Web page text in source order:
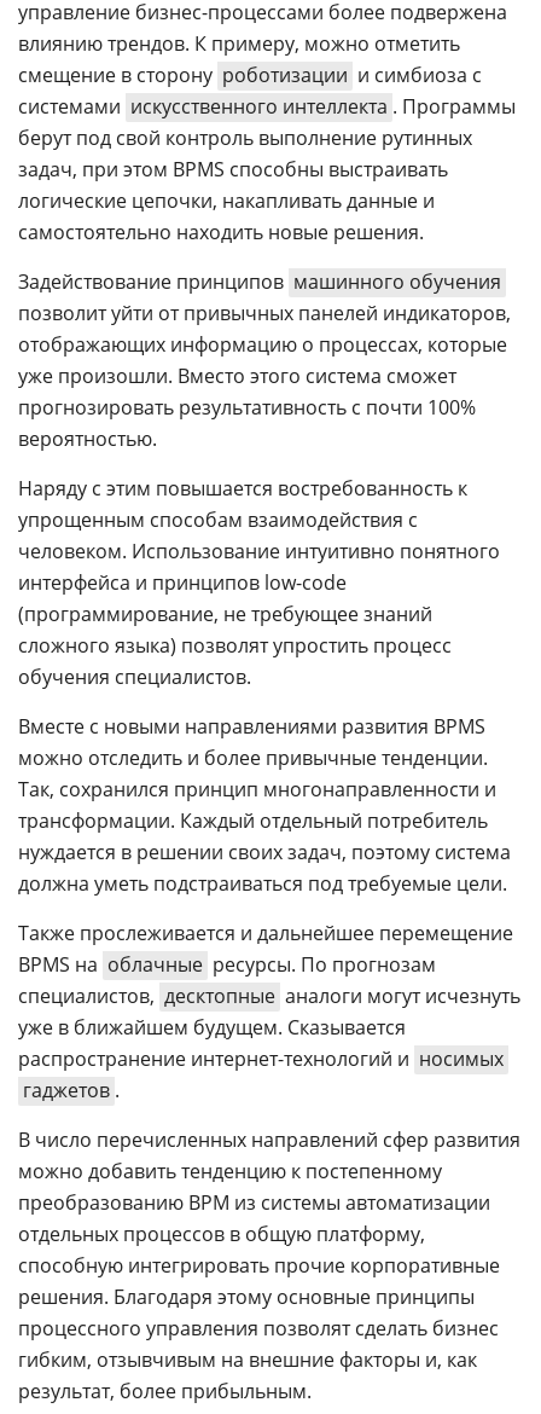
управление бизнес-процессами более подвержена
влиянию трендов. К примеру, можно отметить
смещение в сторону роботизации и симбиоза с
системами искусственного интеллекта . Программы
берут под свой контроль выполнение рутинных
задач, при этом BPMS способны выстраивать
логические цепочки, накапливать данные и
самостоятельно находить новые решения.
Задействование принципов машинного обучения
позволит уйти от привычных панелей индикаторов,
отображающих информацию о процессах, которые
уже произошли. Вместо этого система сможет
прогнозировать результативность с почти 100%
вероятностью.
Наряду с этим повышается востребованность к
упрощенным способам взаимодействия с
человеком. Использование интуитивно понятного
интерфейса и принципов low-code
(программирование, не требующее знаний
сложного языка) позволят упростить процесс
обучения специалистов.
Вместе с новыми направлениями развития BPMS
можно отследить и более привычные тенденции.
Так, сохранился принцип многонаправленности и
трансформации. Каждый отдельный потребитель
нуждается в решении своих задач, поэтому система
должна уметь подстраиваться под требуемые цели.
Также прослеживается и дальнейшее перемещение
BPMS на облачные ресурсы. По прогнозам
специалистов, десктопные аналоги могут исчезнуть
уже в ближайшем будущем. Сказывается
распространение интернет-технологий и носимых
гаджетов .
В число перечисленных направлений сфер развития
можно добавить тенденцию к постепенному
преобразованию BPM из системы автоматизации
отдельных процессов в общую платформу,
способную интегрировать прочие корпоративные
решения. Благодаря этому основные принципы
процессного управления позволят сделать бизнес
гибким, отзывчивым на внешние факторы и, как
результат, более прибыльным.